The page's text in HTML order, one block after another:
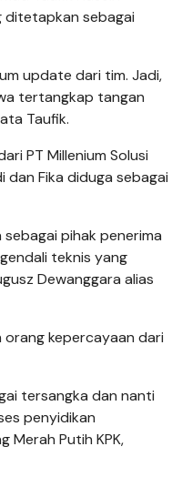
ditetapkan sebagai
update dari tim. Jadi,
tertangkap tangan
Taufik.
PT Millenium Solusi
dan Fika diduga sebagai
pihak penerima
teknis yang
Dewanggara alias
kepercayaan dari
tersangka dan nanti
penyidikan
Merah Putih KPK,